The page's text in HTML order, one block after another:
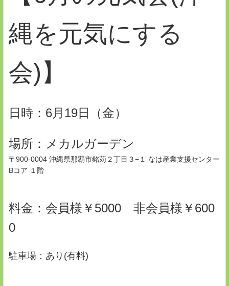
縄を元気にする
会)】
日時：6月19日（金）
場所：メカルガーデン
〒900-0004 沖縄県那覇市銘苅２丁目３−１ なは産業支援センター
Bコア １階
料金：会員様￥5000 非会員様￥600
0
駐車場：あり(有料)